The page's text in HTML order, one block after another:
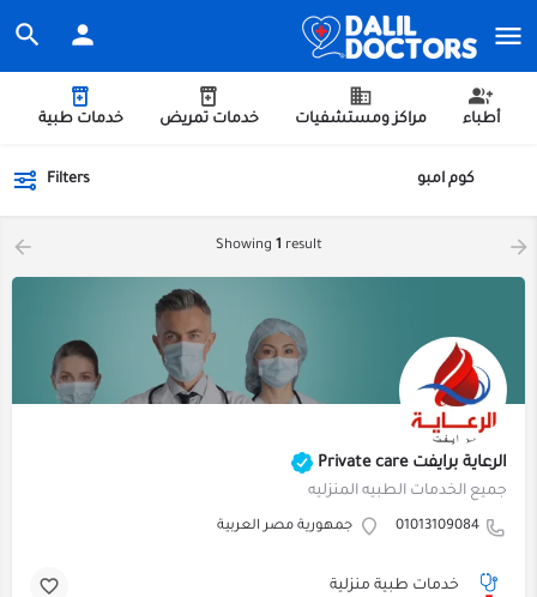
أطباء مراكز ومستشفيات خدمات تمريض خدمات طبية
كوم امبو Filters
Showing 1 result
الرعاية برايفت Private care
جميع الخدمات الطبيه المنزليه
01013109084 جمهورية مصر العربية
خدمات طبية منزلية